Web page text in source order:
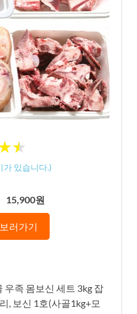
★
★
가 있습니다.)
15,900원
러가기
우족 몸보신 세트 3kg 잡
, 보신 1호(사골1kg+모